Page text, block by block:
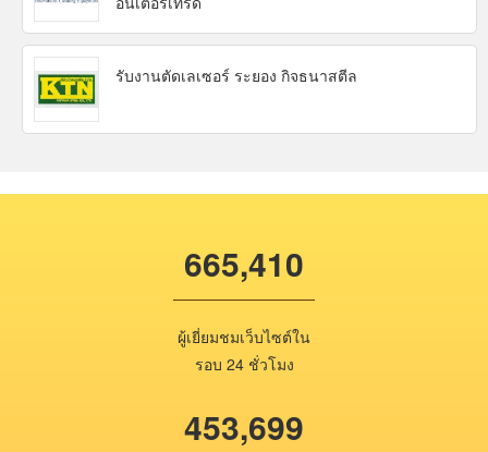
รับงานตัดเลเซอร์ ระยอง กิจธนาสตีล
665,410
ผู้เยี่ยมชมเว็บไซต์ใน
รอบ 24 ชั่วโมง
453,699